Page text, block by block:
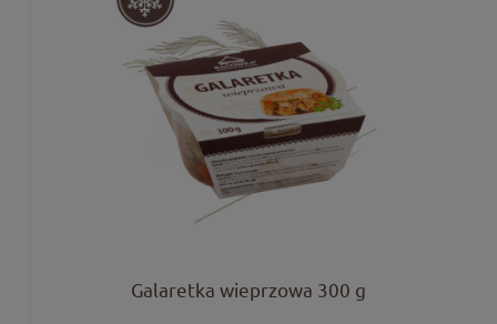
Galaretka wieprzowa 300 g